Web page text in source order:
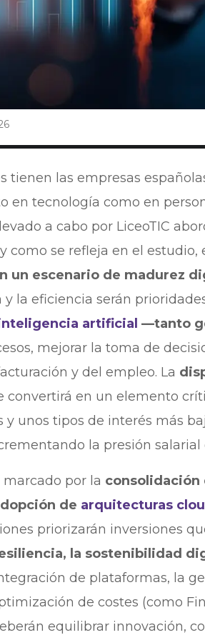
tienen las empresas
en tecnología como en
a cabo por LiceoTIC
como se refleja en el estudio,
un escenario de madurez
la eficiencia serán
artificial —tanto
mejorar la toma de
y del empleo. La
convertirá en un elemento
unos tipos de interés más
la presión salarial
por la consolidación
de arquitecturas
priorizarán inversiones
la sostenibilidad
de plataformas, la
de costes (como
equilibrar innovación,